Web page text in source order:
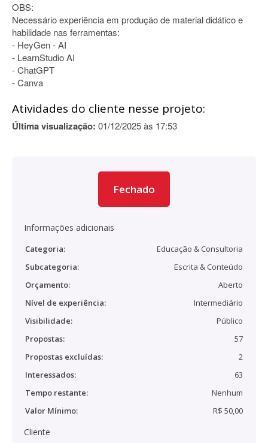
OBS:
Necessário experiência em produção de material didático e
habilidade nas ferramentas:
- HeyGen - AI
- LearnStudio AI
- ChatGPT
- Canva
Atividades do cliente nesse projeto:
Última visualização: 01/12/2025 às 17:53
Fechado
Informações adicionais
Categoria:
Educação & Consultoria
Subcategoria:
Escrita & Conteúdo
Orçamento:
Aberto
Nível de experiência:
Intermediário
Visibilidade:
Público
Propostas:
57
Propostas excluídas:
2
Interessados:
63
Tempo restante:
Nenhum
Valor Mínimo:
R$ 50,00
Cliente